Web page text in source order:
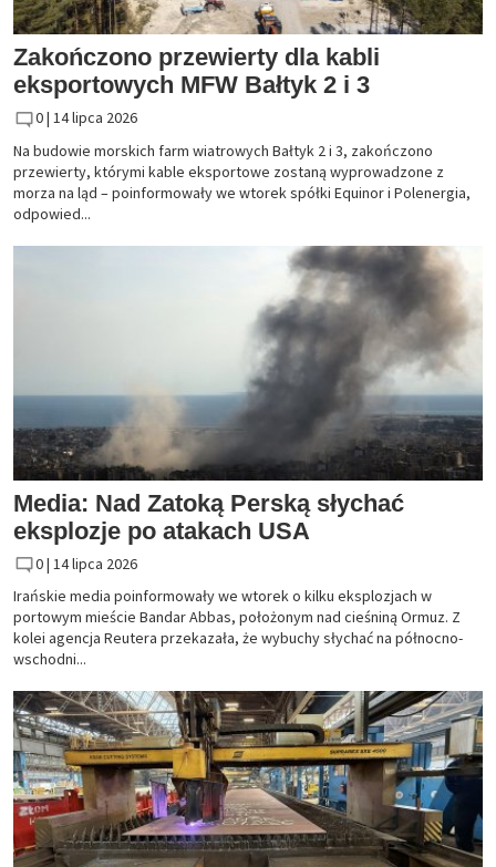
Zakończono przewierty dla kabli
eksportowych MFW Bałtyk 2 i 3
0 | 14 lipca 2026
Na budowie morskich farm wiatrowych Bałtyk 2 i 3, zakończono
przewierty, którymi kable eksportowe zostaną wyprowadzone z
morza na ląd – poinformowały we wtorek spółki Equinor i Polenergia,
odpowied...
Media: Nad Zatoką Perską słychać
eksplozje po atakach USA
0 | 14 lipca 2026
Irańskie media poinformowały we wtorek o kilku eksplozjach w
portowym mieście Bandar Abbas, położonym nad cieśniną Ormuz. Z
kolei agencja Reutera przekazała, że wybuchy słychać na północno-
wschodni...